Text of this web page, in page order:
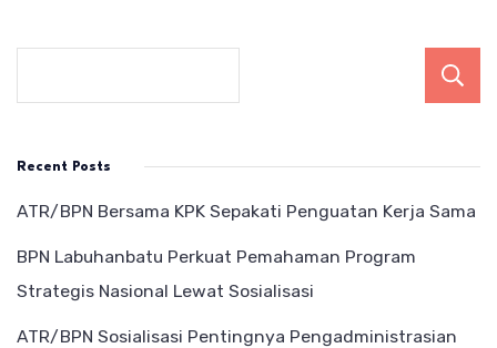
Recent Posts
ATR/BPN Bersama KPK Sepakati Penguatan Kerja Sama
BPN Labuhanbatu Perkuat Pemahaman Program
Strategis Nasional Lewat Sosialisasi
ATR/BPN Sosialisasi Pentingnya Pengadministrasian